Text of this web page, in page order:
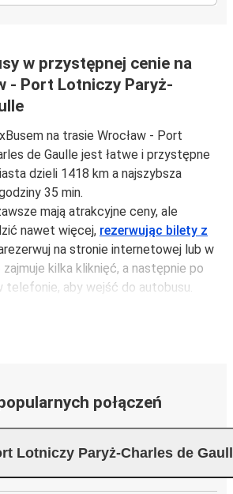
w przystępnej cenie na
- Port Lotniczy Paryż-
na trasie Wrocław - Port
de Gaulle jest łatwe i przystępne
dzieli 1418 km a najszybsza
35 min.
mają atrakcyjne ceny, ale
nawet więcej, rezerwując bilety z
na stronie internetowej lub w
zajmuje kilka kliknięć, a następnie po
telefonie, aby wejść do autobusu.
803,99 zł, ale możesz kupić bilety
z FlixBusem.
Wrocław - Port Lotniczy Paryż-
Lotniczy Paryż-Charles de Gaulle
połączeń
Lotniczy Paryż-Charles de